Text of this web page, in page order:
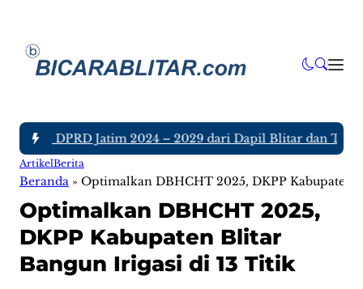
DPRD Jatim 2024 – 2029 dari Dapil Blitar dan
ArtikelBerita
Beranda » Optimalkan DBHCHT 2025, DKPP Kabupaten
Optimalkan DBHCHT 2025,
DKPP Kabupaten Blitar
Bangun Irigasi di 13 Titik